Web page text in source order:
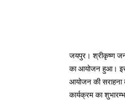
जयपुर। श्रीकृष्ण
का आयोजन हुआ। इस
आयोजन की सराहना
कार्यक्रम का